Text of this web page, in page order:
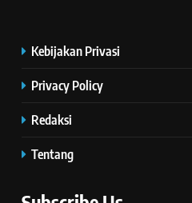
Kebijakan Privasi
Privacy Policy
Redaksi
Tentang